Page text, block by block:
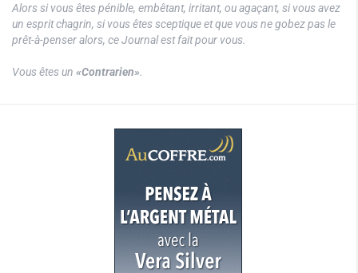
Alors si vous êtes pénible, embêtant, irritant, ou agaçant, si vous avez
un esprit chagrin, si vous êtes sceptique et que vous ne gobez pas le
prêt-à-penser alors, ce Journal est fait pour vous.
Vous êtes un «Contrarien».